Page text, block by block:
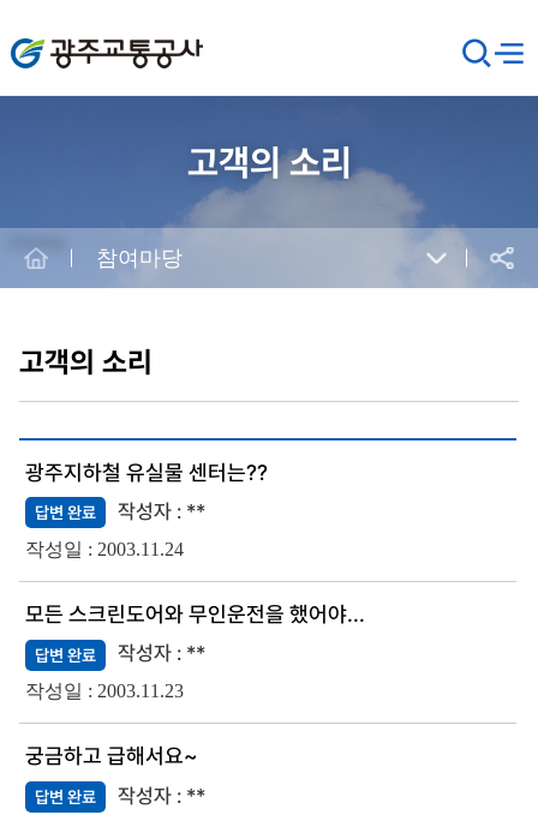
광주교통공사
검
색
창
메뉴
고객의 소리
공유
참여마당
고객의 소리
광주지하철 유실물 센터는??
답변 완료 **
2003.11.24
모든 스크린도어와 무인운전을 했어야...
답변 완료 **
2003.11.23
궁금하고 급해서요~
답변 완료 **